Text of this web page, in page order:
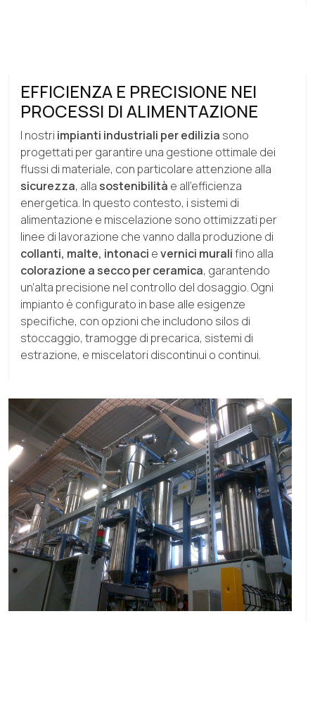
EFFICIENZA E PRECISIONE NEI
PROCESSI DI ALIMENTAZIONE
I nostri impianti industriali per edilizia sono
progettati per garantire una gestione ottimale dei
flussi di materiale, con particolare attenzione alla
sicurezza, alla sostenibilità e all’efficienza
energetica. In questo contesto, i sistemi di
alimentazione e miscelazione sono ottimizzati per
linee di lavorazione che vanno dalla produzione di
collanti, malte, intonaci evernici muralifino alla
colorazione a secco per ceramica, garantendo
un’alta precisione nel controllo del dosaggio. Ogni
impianto è configurato in base alle esigenze
specifiche, con opzioni che includono silos di
stoccaggio, tramogge di precarica, sistemi di
estrazione, e miscelatori discontinui o continui.